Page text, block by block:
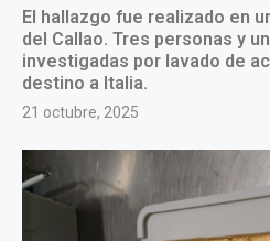
El hallazgo fue realizado en
del Callao. Tres personas y
investigadas por lavado de
destino a Italia.
21 octubre, 2025